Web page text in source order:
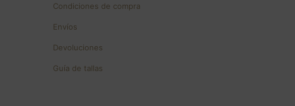
Condiciones de compra
Envíos
Devoluciones
Guía de tallas